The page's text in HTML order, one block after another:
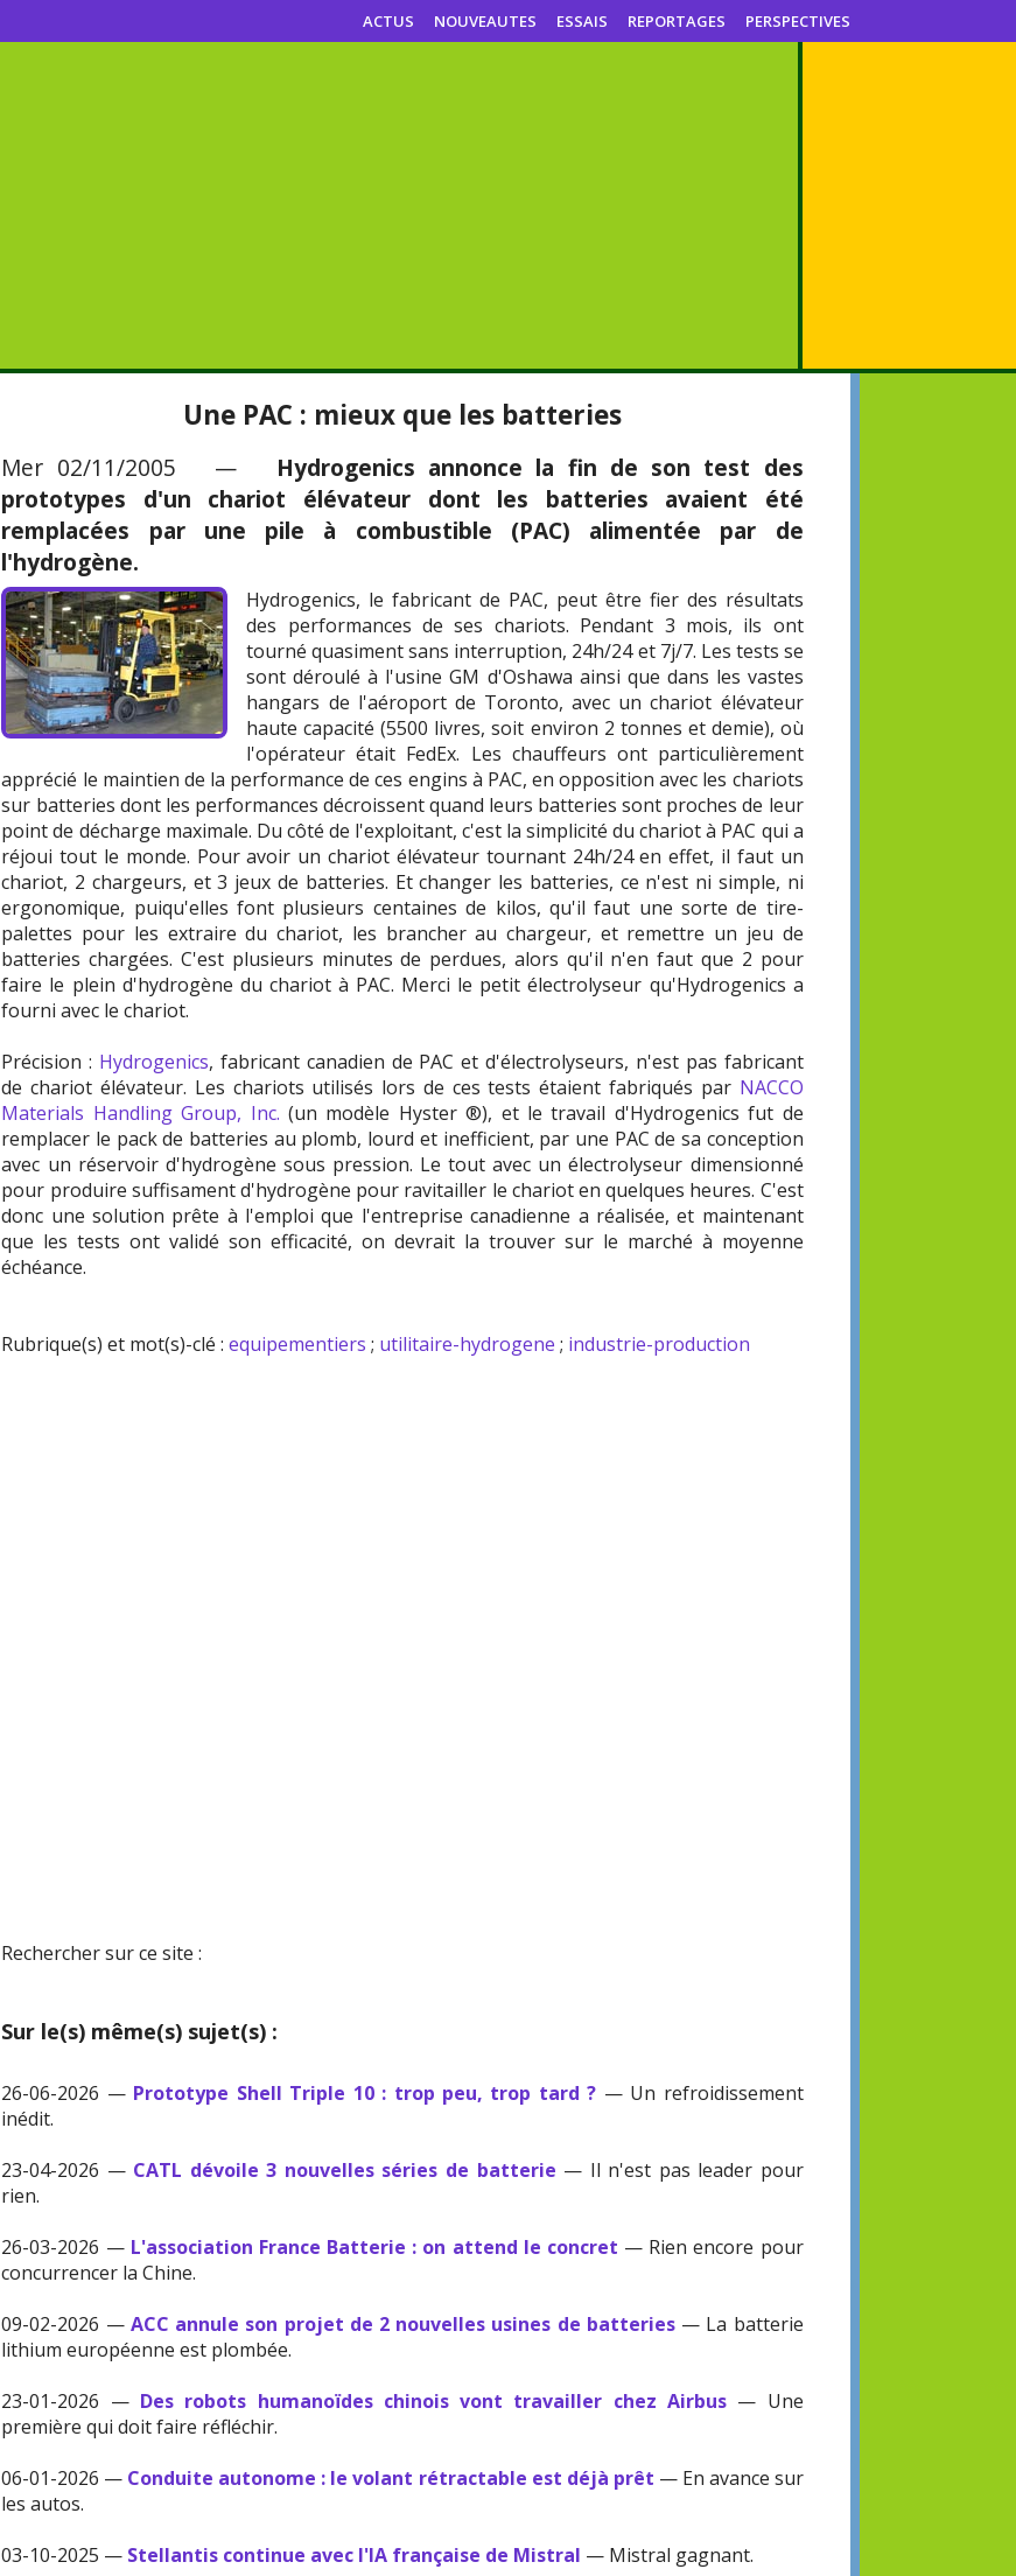
ACTUS NOUVEAUTES ESSAIS REPORTAGES PERSPECTIVES
Une PAC : mieux que les batteries
Mer 02/11/2005 — Hydrogenics annonce la fin de son test des
prototypes d'un chariot élévateur dont les batteries avaient été
remplacées par une pile à combustible (PAC) alimentée par de
l'hydrogène.
Hydrogenics, le fabricant de PAC, peut être fier des résultats
des performances de ses chariots. Pendant 3 mois, ils ont
tourné quasiment sans interruption, 24h/24 et 7j/7. Les tests se
sont déroulé à l'usine GM d'Oshawa ainsi que dans les vastes
hangars de l'aéroport de Toronto, avec un chariot élévateur
haute capacité (5500 livres, soit environ 2 tonnes et demie), où
l'opérateur était FedEx. Les chauffeurs ont particulièrement
apprécié le maintien de la performance de ces engins à PAC, en opposition avec les chariots
sur batteries dont les performances décroissent quand leurs batteries sont proches de leur
point de décharge maximale. Du côté de l'exploitant, c'est la simplicité du chariot à PAC qui a
réjoui tout le monde. Pour avoir un chariot élévateur tournant 24h/24 en effet, il faut un
chariot, 2 chargeurs, et 3 jeux de batteries. Et changer les batteries, ce n'est ni simple, ni
ergonomique, puiqu'elles font plusieurs centaines de kilos, qu'il faut une sorte de tire-
palettes pour les extraire du chariot, les brancher au chargeur, et remettre un jeu de
batteries chargées. C'est plusieurs minutes de perdues, alors qu'il n'en faut que 2 pour
faire le plein d'hydrogène du chariot à PAC. Merci le petit électrolyseur qu'Hydrogenics a
fourni avec le chariot.
Précision : Hydrogenics, fabricant canadien de PAC et d'électrolyseurs, n'est pas fabricant
de chariot élévateur. Les chariots utilisés lors de ces tests étaient fabriqués par NACCO
Materials Handling Group, Inc. (un modèle Hyster ®), et le travail d'Hydrogenics fut de
remplacer le pack de batteries au plomb, lourd et inefficient, par une PAC de sa conception
avec un réservoir d'hydrogène sous pression. Le tout avec un électrolyseur dimensionné
pour produire suffisament d'hydrogène pour ravitailler le chariot en quelques heures. C'est
donc une solution prête à l'emploi que l'entreprise canadienne a réalisée, et maintenant
que les tests ont validé son efficacité, on devrait la trouver sur le marché à moyenne
échéance.
Rubrique(s) et mot(s)-clé :equipementiers ; utilitaire-hydrogene ; industrie-production
Rechercher sur ce site :
Sur le(s) même(s) sujet(s) :
26-06-2026 — Prototype Shell Triple 10 : trop peu, trop tard ? — Un refroidissement
inédit.
23-04-2026 — CATL dévoile 3 nouvelles séries de batterie — Il n'est pas leader pour
rien.
26-03-2026 — L'association France Batterie : on attend le concret — Rien encore pour
concurrencer la Chine.
09-02-2026 — ACC annule son projet de 2 nouvelles usines de batteries— La batterie
lithium européenne est plombée.
23-01-2026 — Des robots humanoïdes chinois vont travailler chez Airbus — Une
première qui doit faire réfléchir.
06-01-2026 — Conduite autonome : le volant rétractable est déjà prêt — En avance sur
les autos.
03-10-2025 — Stellantis continue avec l'IA française de Mistral — Mistral gagnant.